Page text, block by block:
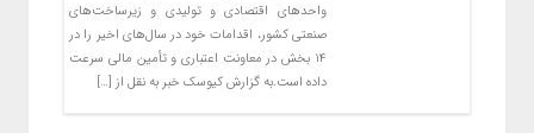
واحدهای اقتصادی و تولیدی و زیرساخت‌های
صنعتی کشور، اقدامات خود در سال‌های اخیر را در
۱۴ بخش در معاونت اعتباری و تأمین مالی سرعت
داده است.به گزارش کیوسک خبر به نقل از […]